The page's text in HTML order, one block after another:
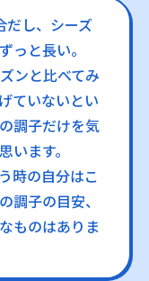
だし、シーズ
っと長い。
ンと比べてみ
ていないとい
調子だけを気
います。
時の自分はこ
調子の目安、
ものはありま